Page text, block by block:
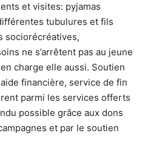
et visites: pyjamas
tubulures et fils
sociorécréatives,
ne s’arrêtent pas au jeune
charge elle aussi. Soutien
financière, service de fin
parmi les services offerts
possible grâce aux dons
et par le soutien